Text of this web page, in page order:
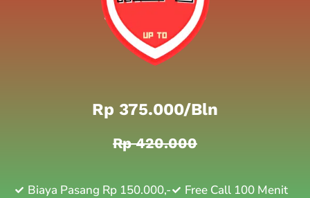
Rp 375.000/bln
Rp 420.000
Biaya Pasang Rp 150.000,- Free Call 100 Menit